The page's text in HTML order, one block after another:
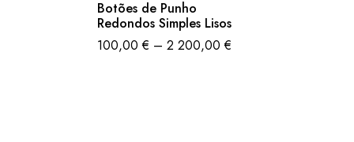
Botões de Punho
Redondos Simples Lisos
100,00€ – 2 200,00€